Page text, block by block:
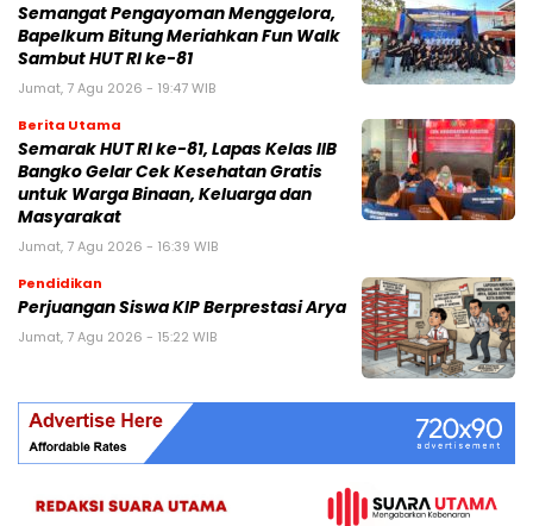
Semangat Pengayoman Menggelora,
Bapelkum Bitung Meriahkan Fun Walk
Sambut HUT RI ke-81
Jumat, 7 Agu 2026 - 19:47 WIB
Berita Utama
Semarak HUT RI ke-81, Lapas Kelas IIB
Bangko Gelar Cek Kesehatan Gratis
untuk Warga Binaan, Keluarga dan
Masyarakat
Jumat, 7 Agu 2026 - 16:39 WIB
Pendidikan
Perjuangan Siswa KIP Berprestasi Arya
Jumat, 7 Agu 2026 - 15:22 WIB